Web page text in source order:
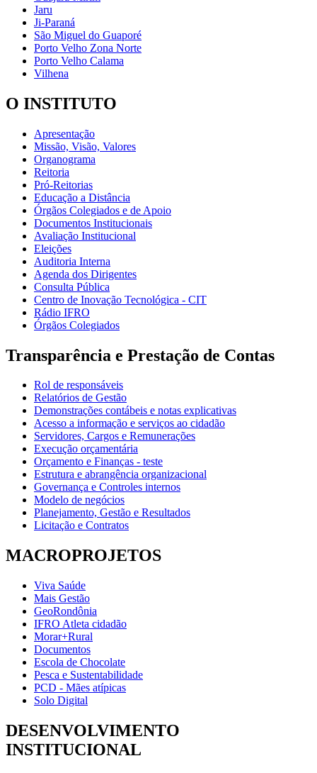
Jaru
Ji-Paraná
São Miguel do Guaporé
Porto Velho Zona Norte
Porto Velho Calama
Vilhena
O INSTITUTO
Apresentação
Missão, Visão, Valores
Organograma
Reitoria
Pró-Reitorias
Educação a Distância
Órgãos Colegiados e de Apoio
Documentos Institucionais
Avaliação Institucional
Eleições
Auditoria Interna
Agenda dos Dirigentes
Consulta Pública
Centro de Inovação Tecnológica - CIT
Rádio IFRO
Órgãos Colegiados
Transparência e Prestação de Contas
Rol de responsáveis
Relatórios de Gestão
Demonstrações contábeis e notas explicativas
Acesso a informação e serviços ao cidadão
Servidores, Cargos e Remunerações
Execução orçamentária
Orçamento e Finanças - teste
Estrutura e abrangência organizacional
Governança e Controles internos
Modelo de negócios
Planejamento, Gestão e Resultados
Licitação e Contratos
MACROPROJETOS
Viva Saúde
Mais Gestão
GeoRondônia
IFRO Atleta cidadão
Morar+Rural
Documentos
Escola de Chocolate
Pesca e Sustentabilidade
PCD - Mães atípicas
Solo Digital
DESENVOLVIMENTO
INSTITUCIONAL